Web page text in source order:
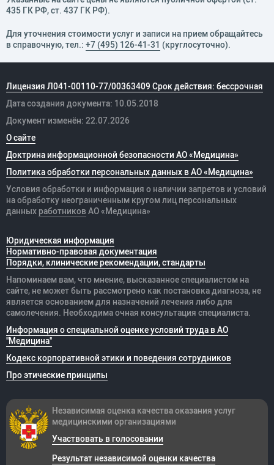
435 ГК РФ, cт. 437 ГК РФ).
Для уточнения стоимости услуг и записи на прием обращайтесь
в справочную, тел.: +7 (495) 126-41-31 (круглосуточно).
Лицензия Л041-00110-77/00363409 Срок действия: бессрочная
Дата создания документа: 10.05.2018
Документ изменён: 22.07.2026
О сайте
Доктрина информационной безопасности АО «Медицина»
Политика обработки персональных данных в АО «Медицина»
Условия обработки и информация о наличии запретов и условий
на обработку неограниченным кругом лиц персональных
данных работников АО «Медицина»
Юридическая информация
Нормативно-правовая документация
Порядки, клинические рекомендации, стандарты
Напоминаем вам, что мнение, высказанное специалистом на
сайте, не может быть рассмотрено как постановка диагноза, не
является основанием для назначений лечения либо для
самолечения. Необходима очная консультация специалиста.
Информация о специальной оценке условий труда в АО
"Медицина"
Кодекс корпоративной этики и поведения сотрудников
Про этические принципы
Независимая оценка качества оказания услуг
медицинскими организациями
Участвовать в голосовании
Результат независимой оценки качества